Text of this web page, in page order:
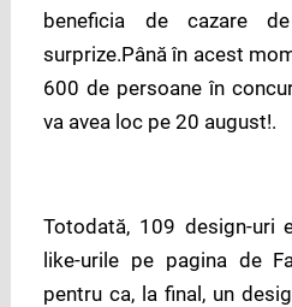
beneficia de cazare
surprize.Până în acest
600 de persoane în
va avea loc pe 20 august!.
Totodată, 109 design-uri
like-urile pe pagina de
pentru ca, la final, un